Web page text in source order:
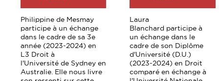
Philippine de Mesmay
participe à un échange
dans le cadre de sa 3e
année (2023-2024) en
L3 Droit à
l'Université de Sydney en
Australie. Elle nous livre
Laura
Blanchard participe à
un échange dans le
cadre de son Diplôme
d'Université (D.U.)
(2023-2024) en Droit
comparé en échange à